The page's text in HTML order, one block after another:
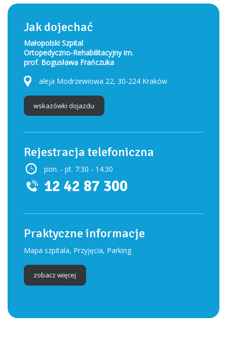
Jak dojechać
Małopolski Szpital
Ortopedyczno-Rehabilitacyjny im.
prof. Bogusława Frańczuka
aleja Modrzewiowa 22, 30-224 Kraków
wskazówki dojazdu
Rejestracja telefoniczna
pon. - pt. 7:30 - 14:30
12 42 87 300
Praktyczne informacje
Mapa szpitala, Przyjęcia, Parking
zobacz więcej